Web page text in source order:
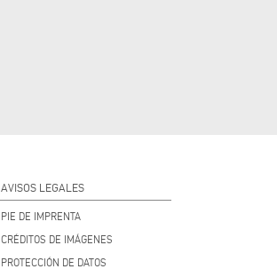
AVISOS LEGALES
PIE DE IMPRENTA
CRÉDITOS DE IMÁGENES
PROTECCIÓN DE DATOS